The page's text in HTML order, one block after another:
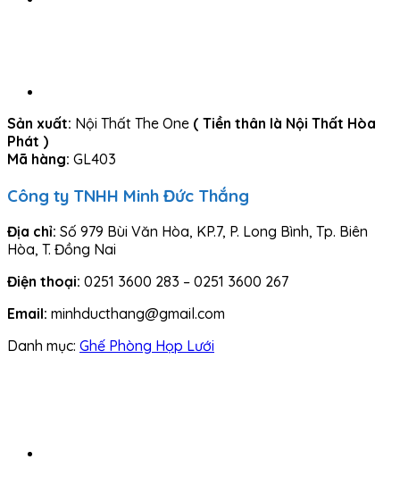
Sản xuất: Nội Thất The One ( Tiền thân là Nội Thất Hòa
Phát )
Mã hàng: GL403
Công ty TNHH Minh Đức Thắng
Địa chỉ: Số 979 Bùi Văn Hòa, KP.7, P. Long Bình, Tp. Biên
Hòa, T. Đồng Nai
Điện thoại: 0251 3600 283 – 0251 3600 267
Email: minhducthang@gmail.com
Danh mục: Ghế Phòng Họp Lưới